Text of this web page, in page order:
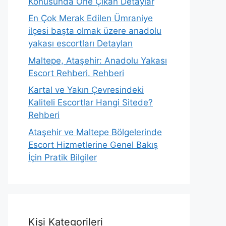
En Çok Merak Edilen Ümraniye
ilçesi başta olmak üzere anadolu
yakası escortları Detayları
Maltepe, Ataşehir: Anadolu Yakası
Escort Rehberi. Rehberi
Kartal ve Yakın Çevresindeki
Kaliteli Escortlar Hangi Sitede?
Rehberi
Ataşehir ve Maltepe Bölgelerinde
Escort Hizmetlerine Genel Bakış
İçin Pratik Bilgiler
Kişi Kategorileri